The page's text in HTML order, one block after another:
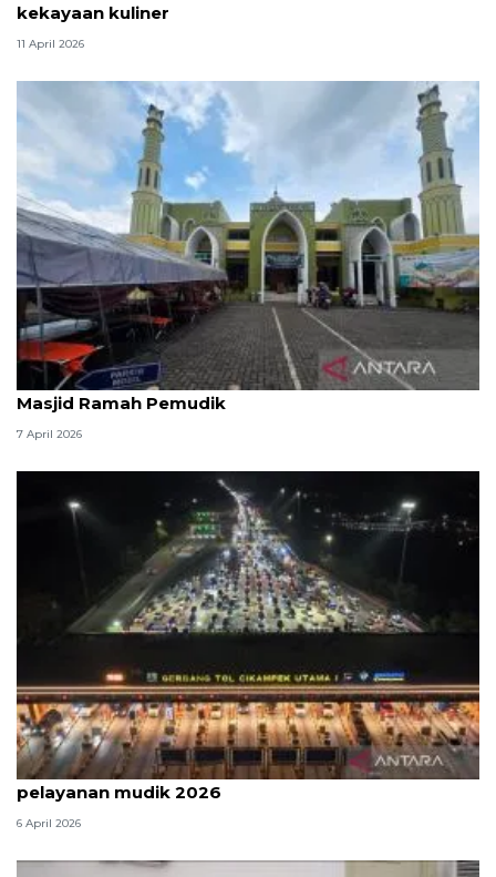
kekayaan kuliner
11 April 2026
Kemenag: 3,5 juta orang manfaatkan layanan
Masjid Ramah Pemudik
7 April 2026
Survei: 88,8 persen responden puas dengan
pelayanan mudik 2026
6 April 2026